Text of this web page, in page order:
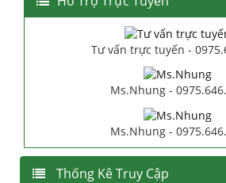
Tư vấn trực tuyến -
Ms.Nhung -
Ms.Nhung -
Thống Kê Truy Cập